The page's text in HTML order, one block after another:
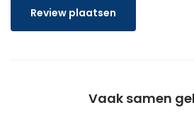
Review plaatsen
Vaak samen